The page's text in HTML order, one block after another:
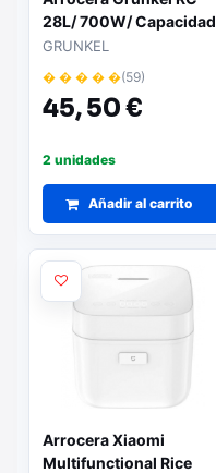
28L/ 700W/ Capacidad
2.8L
GRUNKEL
� � � � �(59)
45,50 €
2 unidades
Añadir al carrito
Arrocera Xiaomi
Multifunctional Rice